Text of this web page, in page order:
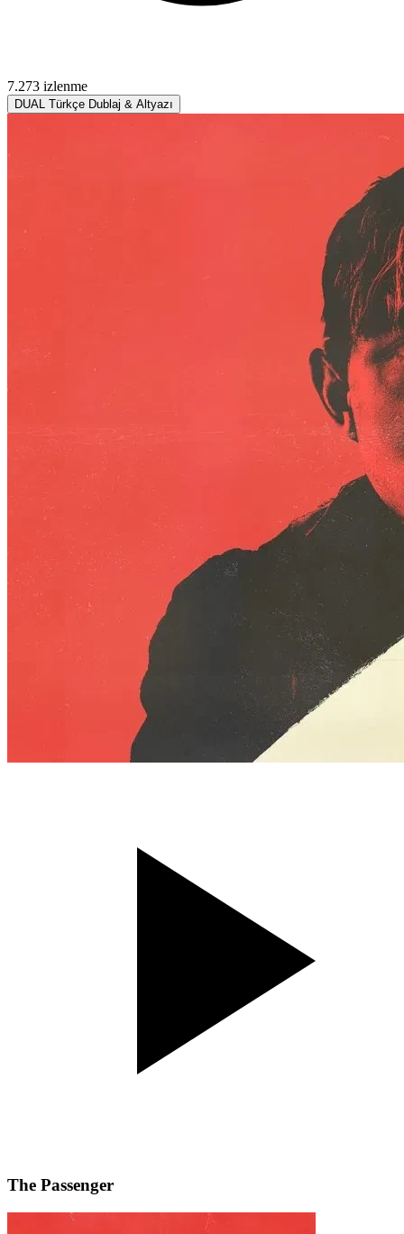
7.273 izlenme
DUAL Türkçe Dublaj & Altyazı
The Passenger